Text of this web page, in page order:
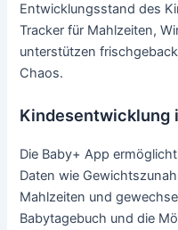
Entwicklungsstand des
Tracker für Mahlzeiten,
unterstützen
Chaos.
Kindesentwicklung
Die Baby+ App
Daten wie
Mahlzeiten und
Babytagebuch und die